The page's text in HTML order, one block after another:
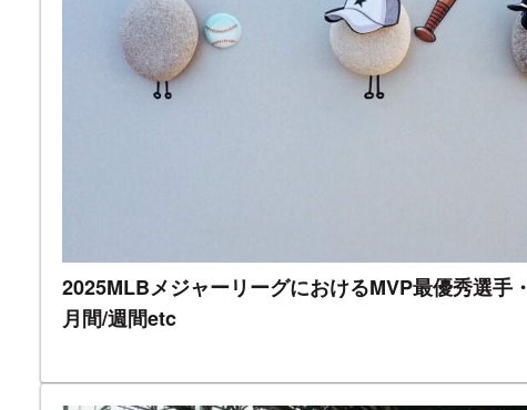
2025MLBメジャーリーグにおけるMVP最優秀選手
月間/週間etc